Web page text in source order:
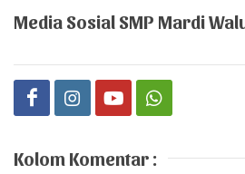
Media Sosial SMP Mardi
Kolom Komentar :